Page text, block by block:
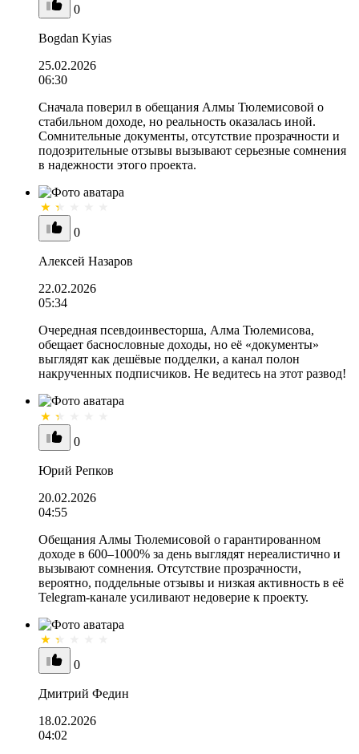
0
Bogdan Kyias
25.02.2026
06:30
Сначала поверил в обещания Алмы Тюлемисовой о
стабильном доходе, но реальность оказалась иной.
Сомнительные документы, отсутствие прозрачности и
подозрительные отзывы вызывают серьезные сомнения
в надежности этого проекта.
0
Алексей Назаров
22.02.2026
05:34
Очередная псевдоинвесторша, Алма Тюлемисова,
обещает баснословные доходы, но её «документы»
выглядят как дешёвые подделки, а канал полон
накрученных подписчиков. Не ведитесь на этот развод!
0
Юрий Репков
20.02.2026
04:55
Обещания Алмы Тюлемисовой о гарантированном
доходе в 600–1000% за день выглядят нереалистично и
вызывают сомнения. Отсутствие прозрачности,
вероятно, поддельные отзывы и низкая активность в её
Telegram-канале усиливают недоверие к проекту.
0
Дмитрий Федин
18.02.2026
04:02